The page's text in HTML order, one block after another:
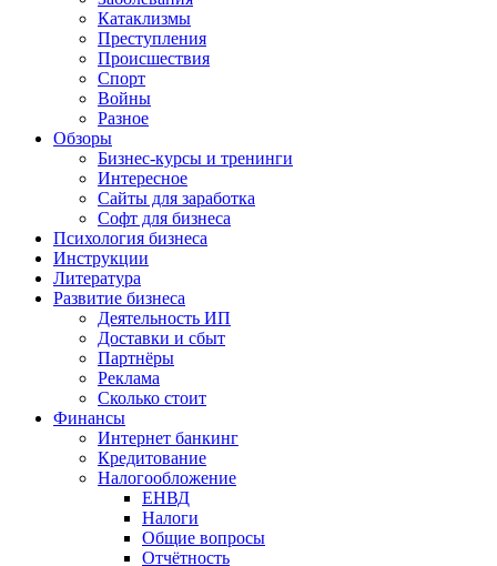
Катаклизмы
Преступления
Происшествия
Спорт
Войны
Разное
Обзоры
Бизнес-курсы и тренинги
Интересное
Сайты для заработка
Софт для бизнеса
Психология бизнеса
Инструкции
Литература
Развитие бизнеса
Деятельность ИП
Доставки и сбыт
Партнёры
Реклама
Сколько стоит
Финансы
Интернет банкинг
Кредитование
Налогообложение
ЕНВД
Налоги
Общие вопросы
Отчётность